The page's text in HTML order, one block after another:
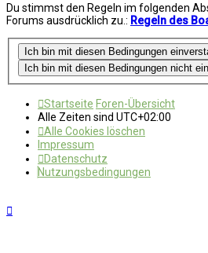
Du stimmst den Regeln im folgenden
Forums ausdrücklich zu.: Regeln des
Startseite Foren-Übersicht
Alle Zeiten sind UTC+02:00
Alle Cookies löschen
Impressum
Datenschutz
Nutzungsbedingungen